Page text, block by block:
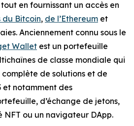
en fournissant un accès en
du Bitcoin, de l’Ethereum et
Anciennement connu sous le
Wallet est un portefeuille
de classe mondiale qui
de solutions et de
et notamment des
d’échange de jetons,
NFT ou un navigateur DApp.